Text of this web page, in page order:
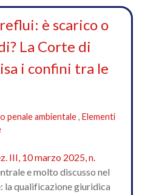
è scarico o
La Corte di
i confini tra le
penale ambientale, Elementi
III, 10 marzo 2025, n.
e molto discusso nel
la qualificazione giuridica